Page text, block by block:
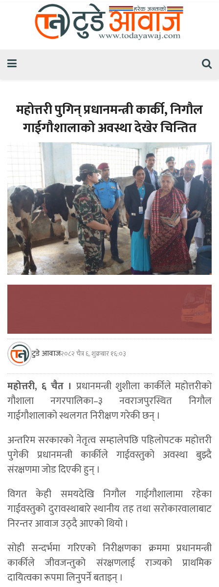
महोत्तरी पुगिन् प्रधानमन्त्री कार्की, निगौल
गाईगौशालाको अवस्था देखेर चिन्तित
टुडे आवाज२०८२ चैत्र ६, शुक्रबार १६:०३
महोत्तरी, ६ चैत । प्रधानमन्त्री शुशीला कार्कीले महोत्तरीको
गौशाला नगरपालिका–३ नवराजपुरस्थित निगौल
गाईगौशालाको स्थलगत निरीक्षण गरेकी छन् ।
अन्तरिम सरकारको नेतृत्व सम्हालेपछि पहिलोपटक महोत्तरी
पुगेकी प्रधानमन्त्री कार्कीले गाईवस्तुको अवस्था बुझ्दै
संरक्षणमा जोड दिएकी हुन् ।
विगत केही समयदेखि निगौल गाईगौशालामा रहेका
गाईवस्तुको दुरावस्थाबारे स्थानीय तह तथा सरोकारवालाबाट
निरन्तर आवाज उठ्दै आएको थियो ।
सोही सन्दर्भमा गरिएको निरीक्षणका क्रममा प्रधानमन्त्री
कार्कीले जीवजन्तुको संरक्षणलाई राज्यको प्राथमिक
दायित्वका रूपमा लिनुपर्ने बताइन् ।